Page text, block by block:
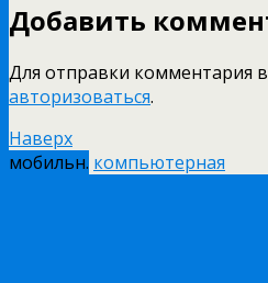
Добавить
Для отправки комментария
авторизоваться.
Наверх
мобильн. компьютерная